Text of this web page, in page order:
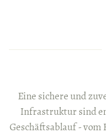
Eine sichere und
Infrastruktur sind
Geschäftsablauf -